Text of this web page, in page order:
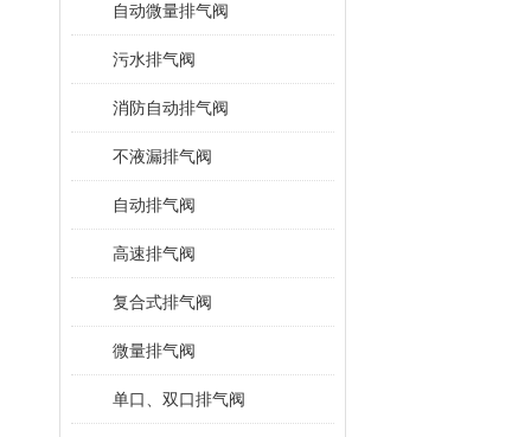
自动微量排气阀
污水排气阀
消防自动排气阀
不液漏排气阀
自动排气阀
高速排气阀
复合式排气阀
微量排气阀
单口、双口排气阀